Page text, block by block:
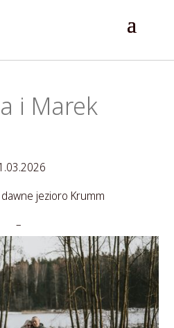
i Marek
jezioro Krumm
–